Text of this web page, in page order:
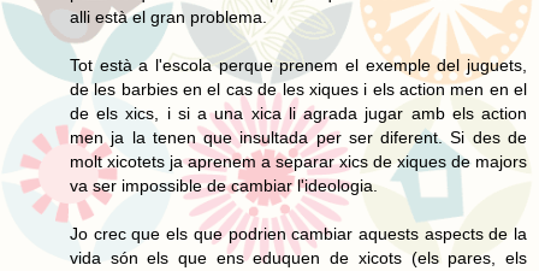
alli està el gran problema.
Tot està a l'escola perque prenem el exemple del juguets,
de les barbies en el cas de les xiques i els action men en el
de els xics, i si a una xica li agrada jugar amb els action
men ja la tenen que insultada per ser diferent. Si des de
molt xicotets ja aprenem a separar xics de xiques de majors
va ser impossible de cambiar l'ideologia.
Jo crec que els que podrien cambiar aquests aspects de la
vida són els que ens eduquen de xicots (els pares, els